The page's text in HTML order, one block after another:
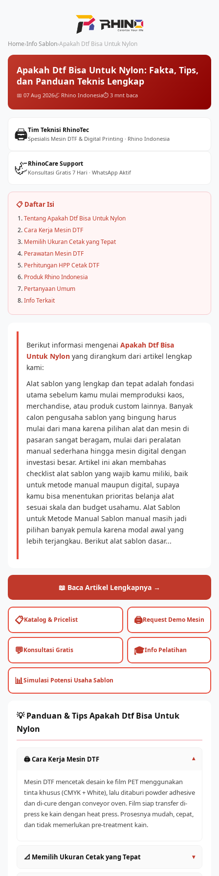
Home›Info Sablon›Apakah Dtf Bisa Untuk Nylon
Apakah Dtf Bisa Untuk Nylon: Fakta, Tips,
dan Panduan Teknis Lengkap
📅 07 Aug 2026🦏 Rhino Indonesia⏱️ 3 mnt baca
🖨️Tim Teknisi RhinoTec
Spesialis Mesin DTF & Digital Printing · Rhino Indonesia
🦏RhinoCare Support
Konsultasi Gratis 7 Hari · WhatsApp Aktif
📋 Daftar Isi
Tentang Apakah Dtf Bisa Untuk Nylon
Cara Kerja Mesin DTF
Memilih Ukuran Cetak yang Tepat
Perawatan Mesin DTF
Perhitungan HPP Cetak DTF
Produk Rhino Indonesia
Pertanyaan Umum
Info Terkait
Berikut informasi mengenai Apakah Dtf Bisa
Untuk Nylon yang dirangkum dari artikel lengkap
kami:
Alat sablon yang lengkap dan tepat adalah fondasi
utama sebelum kamu mulai memproduksi kaos,
merchandise, atau produk custom lainnya. Banyak
calon pengusaha sablon yang bingung harus
mulai dari mana karena pilihan alat dan mesin di
pasaran sangat beragam, mulai dari peralatan
manual sederhana hingga mesin digital dengan
investasi besar. Artikel ini akan membahas
checklist alat sablon yang wajib kamu miliki, baik
untuk metode manual maupun digital, supaya
kamu bisa menentukan prioritas belanja alat
sesuai skala dan budget usahamu. Alat Sablon
untuk Metode Manual Sablon manual masih jadi
pilihan banyak pemula karena modal awal yang
lebih terjangkau. Berikut alat sablon dasar...
📖 Baca Artikel Lengkapnya →
📋Katalog & Pricelist 🖨️Request Demo Mesin
💬Konsultasi Gratis 🎓Info Pelatihan
📊Simulasi Potensi Usaha Sablon
💡 Panduan & Tips Apakah Dtf Bisa Untuk
Nylon
🖨️ Cara Kerja Mesin DTF ▾
Mesin DTF mencetak desain ke film PET menggunakan
tinta khusus (CMYK + White), lalu ditaburi powder adhesive
dan di-cure dengan conveyor oven. Film siap transfer di-
press ke kain dengan heat press. Prosesnya mudah, cepat,
dan tidak memerlukan pre-treatment kain.
📐 Memilih Ukuran Cetak yang Tepat ▾